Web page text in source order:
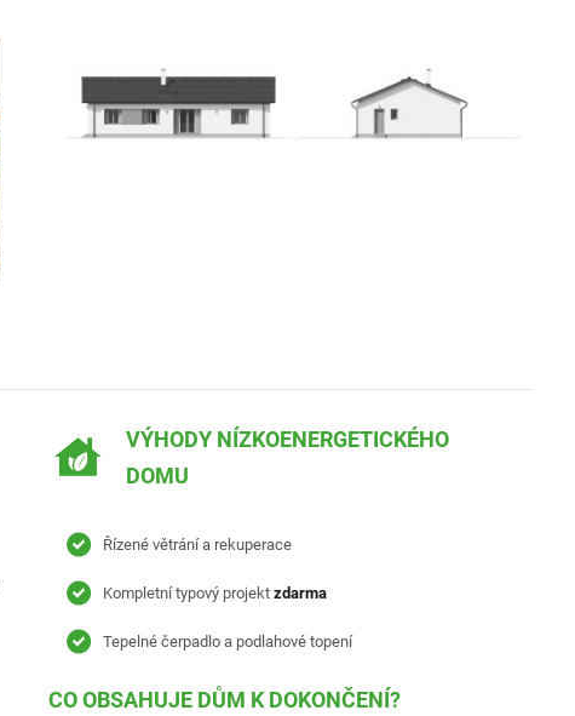
VÝHODY NÍZKOENERGETICKÉHO
DOMU
Řízené větrání a rekuperace
Kompletní typový projektzdarma
Tepelné čerpadlo a podlahové topení
CO OBSAHUJE DŮM K DOKONČENÍ?